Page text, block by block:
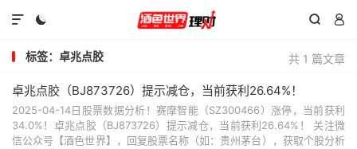
  

共 1 篇文章
标签：卓兆点胶
卓兆点胶（BJ873726）提示减仓，当前获利26.64%！
2025-04-14日股票数据分析！赛摩智能（SZ300466）涨停，当前获利
34.0%！卓兆点胶（BJ873726）提示减仓，当前获利26.64%！ 关注微
信公众号【酒色世界】，回复股票名称（如：贵州茅台），获取个股分析